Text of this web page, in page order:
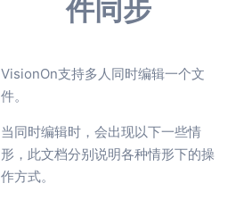
件同步
VisionOn支持多人同时编辑一个文
件。
当同时编辑时，会出现以下一些情
形，此文档分别说明各种情形下的操
作方式。